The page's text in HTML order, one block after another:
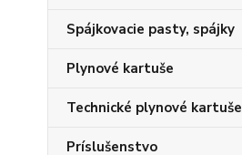
Spájkovacie pasty, spájky
Plynové kartuše
Technické plynové kartuše
Príslušenstvo